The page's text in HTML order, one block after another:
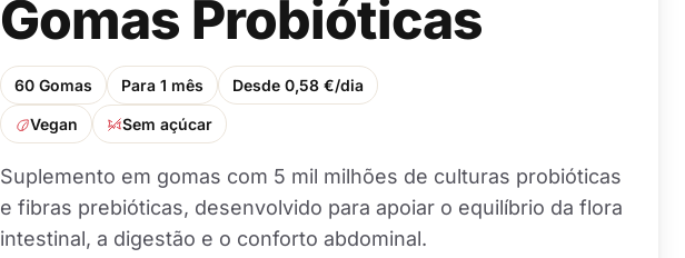
Gomas Probióticas
60 Gomas Para 1 mês Desde 0,58 €/dia
Vegan Sem açúcar
Suplemento em gomas com 5 mil milhões de culturas probióticas
e fibras prebióticas, desenvolvido para apoiar o equilíbrio da flora
intestinal, a digestão e o conforto abdominal.
Gomas de Vinagre de
Apetite
Favorito da comunidade
24,90 €
Adicionar
Chá Verde
Favorito da comunidade
24,90 €